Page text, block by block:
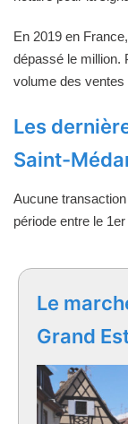
En 2019 en
dépassé le million.
volume des ventes
Les
Saint-
Aucune
période entre le
Le
Grand